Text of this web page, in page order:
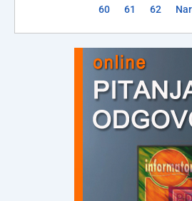
60
61 62